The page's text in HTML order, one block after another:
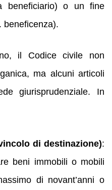
beneficiario) o un fine
beneficenza).
il Codice civile non
ma alcuni articoli
giurisprudenziale. In
di destinazione):
beni immobili o mobili
di novant’anni o